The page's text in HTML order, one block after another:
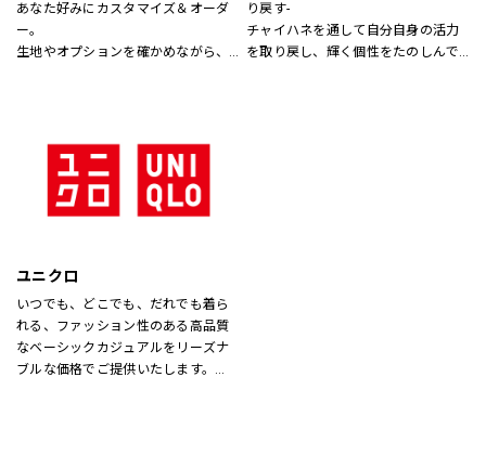
あなた好みにカスタマイズ＆オーダ
ー。
生地やオプションを確かめながら、
り戻す-
チャイハネを通して自分自身の活力
を取り戻し、輝く個性をたのしんで
ユニクロ
いつでも、どこでも、だれでも着ら
れる、ファッション性のある高品質
なベーシックカジュアルをリーズナ
ブルな価格でご提供いたします。